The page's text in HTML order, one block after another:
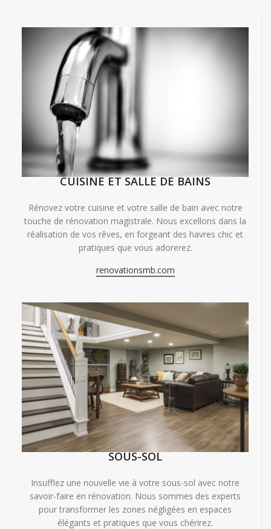
CUISINE ET SALLE DE BAINS
Rénovez votre cuisine et votre salle de bain avec notre
touche de rénovation magistrale. Nous excellons dans la
réalisation de vos rêves, en forgeant des havres chic et
pratiques que vous adorerez.
renovationsmb.com
SOUS-SOL
Insufflez une nouvelle vie à votre sous-sol avec notre
savoir-faire en rénovation. Nous sommes des experts
pour transformer les zones négligées en espaces
élégants et pratiques que vous chérirez.